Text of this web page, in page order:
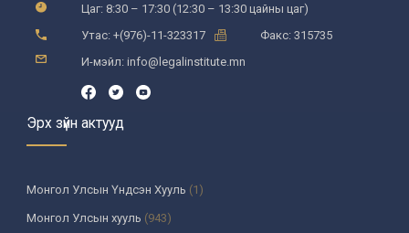
Цаг: 8:30 – 17:30 (12:30 – 13:30 цайны цаг)
Утас: +(976)-11-323317
Факс: 315735
И-мэйл: info@legalinstitute.mn
Эрх зүйн актууд
Монгол Улсын Үндсэн Хууль (1)
Монгол Улсын хууль (943)